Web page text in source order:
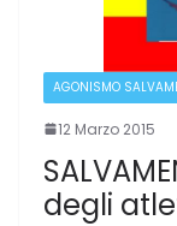
AGONISMO
12 Marzo 2015
degli